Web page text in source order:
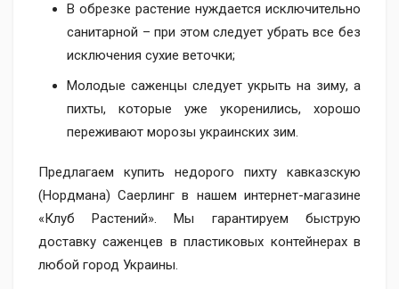
В обрезке растение нуждается исключительно
санитарной – при этом следует убрать все без
исключения сухие веточки;
Молодые саженцы следует укрыть на зиму, а
пихты, которые уже укоренились, хорошо
переживают морозы украинских зим.
Предлагаем купить недорого пихту кавказскую
(Нордмана) Саерлинг в нашем интернет-магазине
«Клуб Растений». Мы гарантируем быструю
доставку саженцев в пластиковых контейнерах в
любой город Украины.